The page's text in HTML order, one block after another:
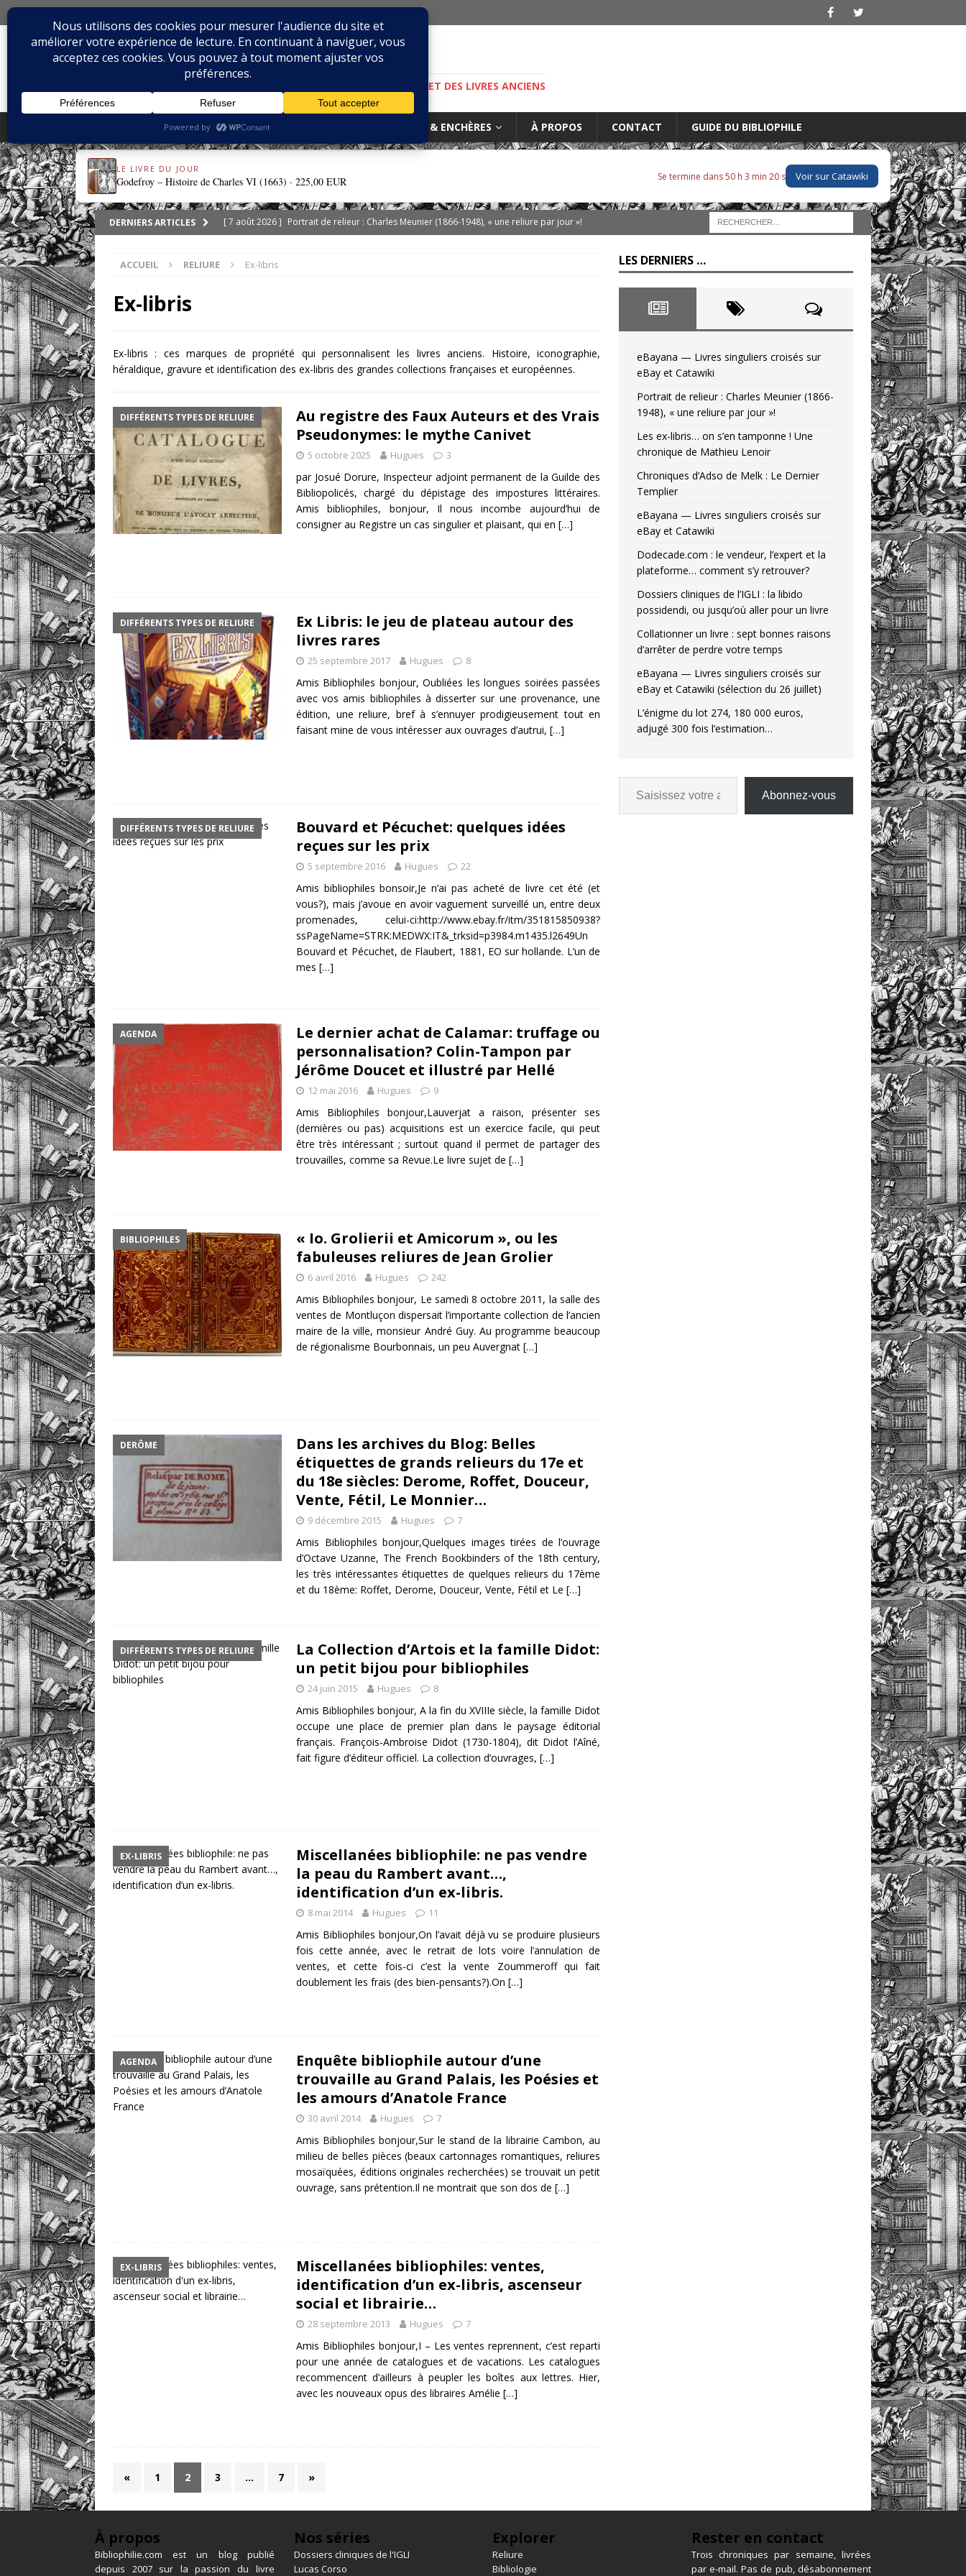
BIBLIOPHILIE.COM
LE BLOG DU BIBLIOPHILE, DES BIBLIOPHILES, DE LA BIBLIOPHILIE ET DES LIVRES ANCIENS
SÉRIES LIVRES & RELIURES MARCHÉ & ENCHÈRES À PROPOS CONTACT GUIDE DU BIBLIOPHILE
LE LIVRE DU JOUR
Godefroy – Histoire de Charles VI (1663) ·225,00 EUR Se termine dans 50 h 3 min 19 s Voir sur Catawiki
DERNIERS ARTICLES [ 7 août 2026 ] Portrait de relieur : Charles Meunier (1866-1948), « une reliure par jour »!
[ 5 août 2026 ]
[ 8 août 2026 ] eBayana — Livres singuliers croisés sur eBay et Catawiki EBAYANA
ACCUEIL RELIURE Ex-libris
Ex-libris
Ex-libris : ces marques de propriété qui personnalisent les livres anciens. Histoire, iconographie,
héraldique, gravure et identification des ex-libris des grandes collections françaises et européennes.
DIFFÉRENTS TYPES DE RELIURE
Au registre des Faux Auteurs et des Vrais
Pseudonymes: le mythe Canivet
5 octobre 2025 Hugues 3
par Josué Dorure, Inspecteur adjoint permanent de la Guilde des
Bibliopolicés, chargé du dépistage des impostures littéraires.
Amis bibliophiles, bonjour, Il nous incombe aujourd’hui de
consigner au Registre un cas singulier et plaisant, qui en […]
DIFFÉRENTS TYPES DE RELIURE
Ex Libris: le jeu de plateau autour des
livres rares
25 septembre 2017 Hugues 8
Amis Bibliophiles bonjour, Oubliées les longues soirées passées
avec vos amis bibliophiles à disserter sur une provenance, une
édition, une reliure, bref à s’ennuyer prodigieusement tout en
faisant mine de vous intéresser aux ouvrages d’autrui, […]
DIFFÉRENTS TYPES DE RELIURE
Bouvard et Pécuchet: quelques idées
reçues sur les prix
5 septembre 2016 Hugues 22
Amis bibliophiles bonsoir,Je n’ai pas acheté de livre cet été (et
vous?), mais j’avoue en avoir vaguement surveillé un, entre deux
promenades, celui-ci:http://www.ebay.fr/itm/351815850938?
ssPageName=STRK:MEDWX:IT&_trksid=p3984.m1435.l2649Un
Bouvard et Pécuchet, de Flaubert, 1881, EO sur hollande. L’un de
mes […]
AGENDA
Le dernier achat de Calamar: truffage ou
personnalisation? Colin-Tampon par
Jérôme Doucet et illustré par Hellé
12 mai 2016 Hugues 9
Amis Bibliophiles bonjour,Lauverjat a raison, présenter ses
(dernières ou pas) acquisitions est un exercice facile, qui peut
être très intéressant ; surtout quand il permet de partager des
trouvailles, comme sa Revue.Le livre sujet de […]
BIBLIOPHILES
« Io. Grolierii et Amicorum », ou les
fabuleuses reliures de Jean Grolier
6 avril 2016 Hugues 242
Amis Bibliophiles bonjour, Le samedi 8 octobre 2011, la salle des
ventes de Montluçon dispersait l’importante collection de l’ancien
maire de la ville, monsieur André Guy. Au programme beaucoup
de régionalisme Bourbonnais, un peu Auvergnat […]
DERÔME
Dans les archives du Blog: Belles
étiquettes de grands relieurs du 17e et
du 18e siècles: Derome, Roffet, Douceur,
Vente, Fétil, Le Monnier…
9 décembre 2015 Hugues 7
Amis Bibliophiles bonjour,Quelques images tirées de l’ouvrage
d’Octave Uzanne, The French Bookbinders of the 18th century,
les très intéressantes étiquettes de quelques relieurs du 17ème
et du 18ème: Roffet, Derome, Douceur, Vente, Fétil et Le […]
DIFFÉRENTS TYPES DE RELIURE
La Collection d’Artois et la famille Didot:
un petit bijou pour bibliophiles
24 juin 2015 Hugues 8
Amis Bibliophiles bonjour, A la fin du XVIIIe siècle, la famille Didot
occupe une place de premier plan dans le paysage éditorial
français. François-Ambroise Didot (1730-1804), dit Didot l’Aîné,
fait figure d’éditeur officiel. La collection d’ouvrages, […]
EX-LIBRIS
Miscellanées bibliophile: ne pas vendre
la peau du Rambert avant…,
identification d’un ex-libris.
8 mai 2014 Hugues 11
Amis Bibliophiles bonjour,On l’avait déjà vu se produire plusieurs
fois cette année, avec le retrait de lots voire l’annulation de
ventes, et cette fois-ci c’est la vente Zoummeroff qui fait
doublement les frais (des bien-pensants?).On […]
AGENDA
Enquête bibliophile autour d’une
trouvaille au Grand Palais, les Poésies et
les amours d’Anatole France
30 avril 2014 Hugues 7
Amis Bibliophiles bonjour,Sur le stand de la librairie Cambon, au
milieu de belles pièces (beaux cartonnages romantiques, reliures
mosaïquées, éditions originales recherchées) se trouvait un petit
ouvrage, sans prétention.Il ne montrait que son dos de […]
EX-LIBRIS
Miscellanées bibliophiles: ventes,
identification d’un ex-libris, ascenseur
social et librairie…
28 septembre 2013 Hugues 7
Amis Bibliophiles bonjour,I – Les ventes reprennent, c’est reparti
pour une année de catalogues et de vacations. Les catalogues
recommencent d’ailleurs à peupler les boîtes aux lettres. Hier,
avec les nouveaux opus des libraires Amélie […]
« 1 2 3 … 7 »
LES DERNIERS …
eBayana — Livres singuliers croisés sur
eBay et Catawiki
Portrait de relieur : Charles Meunier (1866-
1948), « une reliure par jour »!
Les ex-libris… on s’en tamponne ! Une
chronique de Mathieu Lenoir
Chroniques d’Adso de Melk : Le Dernier
Templier
eBayana — Livres singuliers croisés sur
eBay et Catawiki
Dodecade.com : le vendeur, l’expert et la
plateforme… comment s’y retrouver?
Dossiers cliniques de l’IGLI : la libido
possidendi, ou jusqu’où aller pour un livre
Collationner un livre : sept bonnes raisons
d’arrêter de perdre votre temps
eBayana — Livres singuliers croisés sur
eBay et Catawiki (sélection du 26 juillet)
L’énigme du lot 274, 180 000 euros,
adjugé 300 fois l’estimation…
Abonnez-vous
À propos
Bibliophilie.com est un blog publié
depuis 2007 sur la passion du livre
Nos séries
Dossiers cliniques de l'IGLI
Lucas Corso
Explorer
Reliure
Bibliologie
Rester en contact
Trois chroniques par semaine, livrées
par e-mail. Pas de pub, désabonnement